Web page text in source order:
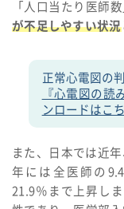
「人口当たり医師
が不足しやすい状況
正常心電図の
『心電図の読
ンロードはこ
また、日本では近
年には全医師の
21.9％まで上昇し